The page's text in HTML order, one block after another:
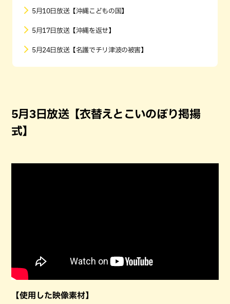
5月10日放送【沖縄こどもの国】
5月17日放送【沖縄を返せ】
5月24日放送【名護でチリ津波の被害】
5月3日放送【衣替えとこいのぼり掲揚
式】
【使用した映像素材】